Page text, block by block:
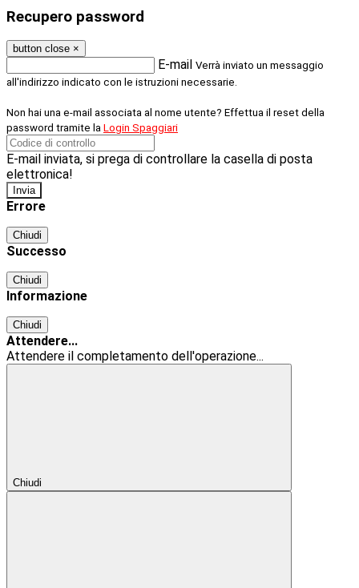
Recupero password
button close ×
E-mail Verrà inviato un messaggio
all'indirizzo indicato con le istruzioni necessarie.
Non hai una e-mail associata al nome utente? Effettua il reset della
password tramite la Login Spaggiari
E-mail inviata, si prega di controllare la casella di posta
elettronica!
Errore
Chiudi
Successo
Chiudi
Informazione
Chiudi
Attendere...
Attendere il completamento dell'operazione...
Chiudi